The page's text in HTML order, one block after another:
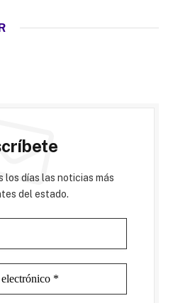
los días las noticias más
del estado.